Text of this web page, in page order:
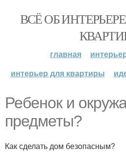
ВСЁ ОБ
главная
интерьер для квартиры
Ребенок и
предметы?
Как сделать дом безопасным?